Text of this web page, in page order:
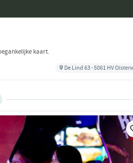
kaart.
De Lind 63 · 5061 HV